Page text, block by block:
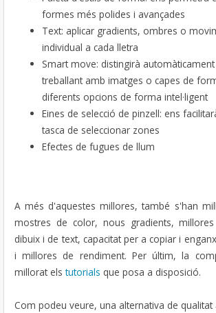
formes més polides i avançades
Text: aplicar gradients, ombres o
individual a cada lletra
Smart move: distingirà
treballant amb imatges o capes de
diferents opcions de forma intel·ligent
Eines de selecció de pinzell: ens
tasca de seleccionar zones
Efectes de fugues de llum
A més d'aquestes millores, també s'han
mostres de color, nous gradients,
dibuix i de text, capacitat per a copiar i
i millores de rendiment. Per últim, la
millorat elstutorials que posa a disposició.
Com podeu veure, una alternativa de